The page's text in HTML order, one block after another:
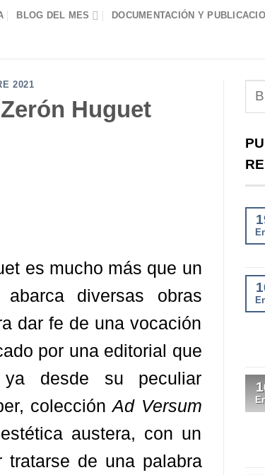
BLOG DEL MES DOCUMENTACIÓN Y
2021
Huguet
es mucho más que un
diversas obras
dar fe de una vocación
por una editorial que
desde su peculiar
colecciónAd Versum
austera, con un
de una palabra